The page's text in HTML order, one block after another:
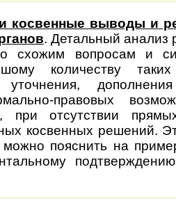
косвенные выводы и
. Де­таль­ный анализ
вопросам и
количеству
уточнения,
правовых
при отсутствии
косвенных решений.
пояснить на